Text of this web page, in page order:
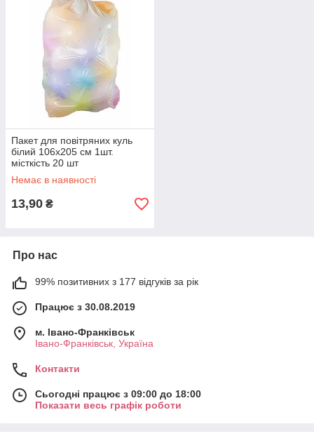
Пакет для повітряних куль
білий 106х205 см 1шт.
місткість 20 шт
Немає в наявності
13,90 ₴
Про нас
99% позитивних з 177 відгуків за рік
Працює з 30.08.2019
м. Івано-Франківськ
Івано-Франківськ, Україна
Контакти
Сьогодні працює з 09:00 до 18:00
Показати весь графік роботи